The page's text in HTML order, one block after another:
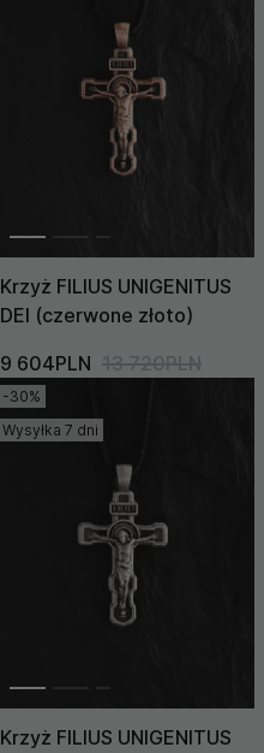
Krzyż FILIUS UNIGENITUS
DEI (czerwone złoto)
9 604PLN 13 720PLN
-30%
Wysyłka 7 dni
Krzyż FILIUS UNIGENITUS